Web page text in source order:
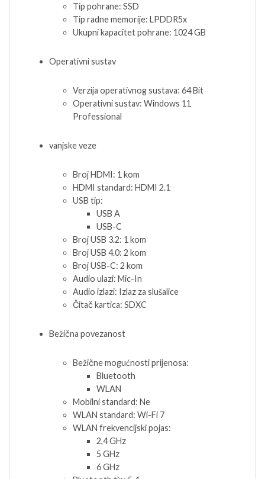
Tip pohrane: SSD
Tip radne memorije: LPDDR5x
Ukupni kapacitet pohrane: 1024 GB
Operativni sustav
Verzija operativnog sustava: 64 Bit
Operativni sustav: Windows 11
Professional
vanjske veze
Broj HDMI: 1 kom
HDMI standard: HDMI 2.1
USB tip:
USB A
USB-C
Broj USB 3.2: 1 kom
Broj USB 4.0: 2 kom
Broj USB-C: 2 kom
Audio ulazi: Mic-In
Audio izlazi: Izlaz za slušalice
Čitač kartica: SDXC
Bežična povezanost
Bežične mogućnosti prijenosa:
Bluetooth
WLAN
Mobilni standard: Ne
WLAN standard: Wi-Fi 7
WLAN frekvencijski pojas:
2,4 GHz
5 GHz
6 GHz